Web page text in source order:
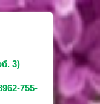
3)
755-